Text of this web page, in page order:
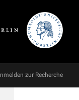
zur Recherche